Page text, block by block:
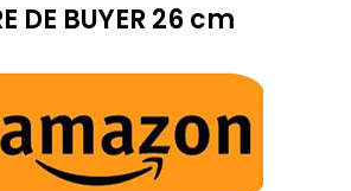
DE BUYER 26 cm